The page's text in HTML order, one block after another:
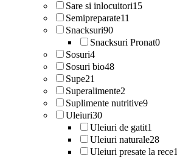
Sare si inlocuitori15
Semipreparate11
Snacksuri90
Snacksuri Pronat0
Sosuri4
Sosuri bio48
Supe21
Superalimente2
Suplimente nutritive9
Uleiuri30
Uleiuri de gatit1
Uleiuri naturale28
Uleiuri presate la rece1